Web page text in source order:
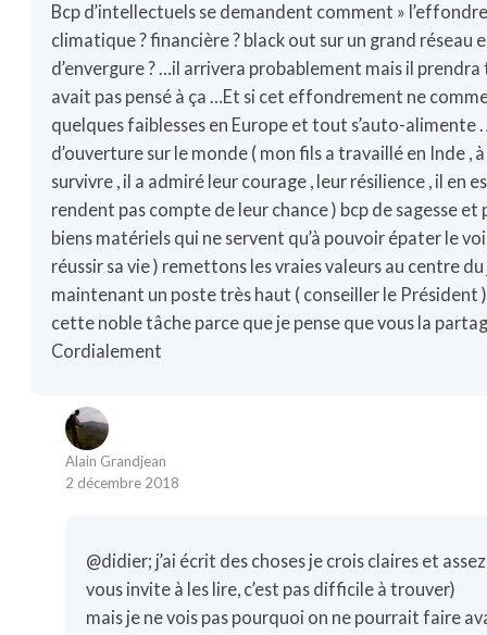
Bcp d’intellectuels se demandent comment »
climatique ? financière ? black out sur un grand
d’envergure ? …il arrivera probablement mais il
avait pas pensé à ça …Et si cet effondrement ne
quelques faiblesses en Europe et tout s’auto-alimente
d’ouverture sur le monde ( mon fils a travaillé en Inde ,
survivre , il a admiré leur courage , leur résilience , il en
rendent pas compte de leur chance ) bcp de sagesse
biens matériels qui ne servent qu’à pouvoir épater le
réussir sa vie ) remettons les vraies valeurs au centre
maintenant un poste très haut ( conseiller le Président
cette noble tâche parce que je pense que vous la
Cordialement
Alain Grandjean
2 décembre 2018
@didier; j’ai écrit des choses je crois claires et
vous invite à les lire, c’est pas difficile à trouver)
mais je ne vois pas pourquoi on ne pourrait faire